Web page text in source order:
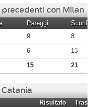
con Milan
Pareggi
9
8
6
13
15 21
Risultato